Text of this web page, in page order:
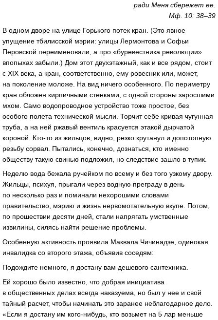
ради Меня сбережет ее
Мф. 10: 38–39
В одном дворе на улице Горького потек кран. (Это явное
упущение тбилисской мэрии: улицы Лермонтова и Софьи
Перовской переименовали, а про «буревестника революции»
впопыхах забыли.) Дом этот двухэтажный, как и все рядом, стоит
с XIX века, а кран, соответственно, ему ровесник или, может,
на поколение моложе. На вид ничего особенного. По периметру
кран обложен кирпичными стенками, с одной стороны заросшими
мхом. Само водопроводное устройство тоже простое, без
особого полета технической мысли. Торчит себе кривая чугунная
труба, а на ней ржавый вентиль красуется этакой дырчатой
короной. Кто-то из жильцов, видно, резко крутанул и допотопную
резьбу сорвал. Пытались, конечно, дознаться, кто именно
обществу такую свинью подложил, но следствие зашло в тупик.
Неделю вода бежала ручейком по всему и без того узкому двору.
Жильцы, психуя, прыгали через водную преграду в день
по несколько раз и поминали нехорошими словами
правительство, мэрию и жизнь нервомотательную вкупе. Потом,
по прошествии десяти дней, стали напрягать умственные
извилины, силясь найти решение проблемы.
Особенную активность проявила Маквала Чичинадзе, одинокая
инвалидка со второго этажа, объявив соседям:
Подождите немного, я достану вам дешевого сантехника.
Ей хорошо было известно, что добрая инициатива
в общественных делах всегда наказуема, но был у нее и свой
тайный расчет, чтобы начинать это заранее неблагодарное дело.
«Если я достану им кого-нибудь, кто возьмет на 5 лар меньше